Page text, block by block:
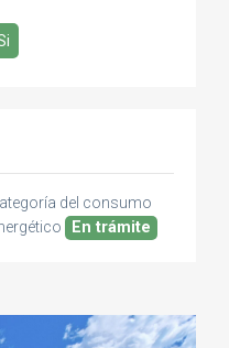
del consumo
En trámite